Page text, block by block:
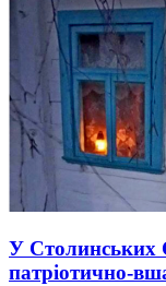
У
патріотично-